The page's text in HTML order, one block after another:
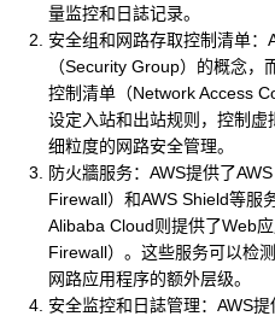
量监控和日誌记录。
安全组和网路存取控制清单：
（Security Group）的概念
控制清单（Network Access
设定入站和出站规则，控制
细粒度的网路安全管理。
防火牆服务：AWS提供了
Firewall）和AWS Shield等服
Alibaba Cloud则提供了Web
Firewall）。这些服务可以检
网路应用程序的额外层级。
安全监控和日誌管理：AWS